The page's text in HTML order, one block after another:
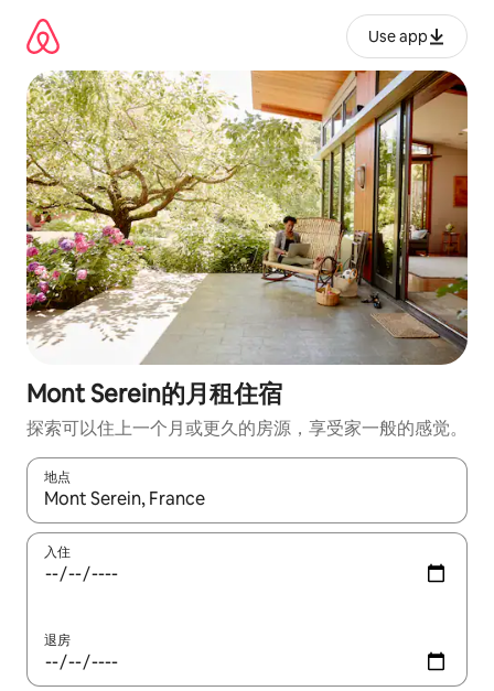
Use app
Mont Serein的月租住宿
探索可以住上一个月或更久的房源，享受家一般的感觉。
地点
如有搜索结果，请使用上下方向键查看，或通过点击或滑动手势
入住
退房